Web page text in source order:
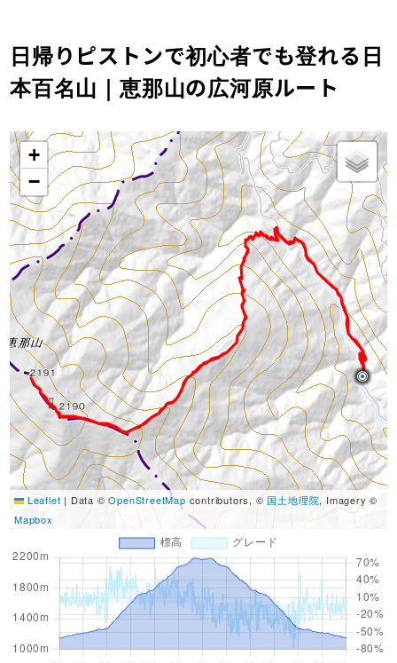
日帰りピストンで初心者でも登れる日
本百名山｜恵那山の広河原ルート
+
−
Leaflet | Data ©OpenStreetMap contributors, ©国土地理院, Imagery ©
Mapbox